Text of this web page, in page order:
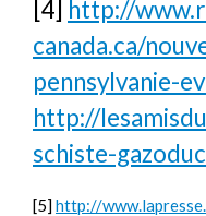
[4] http://
canada.ca/
pennsylvanie-
http://
schiste-
[5]http://